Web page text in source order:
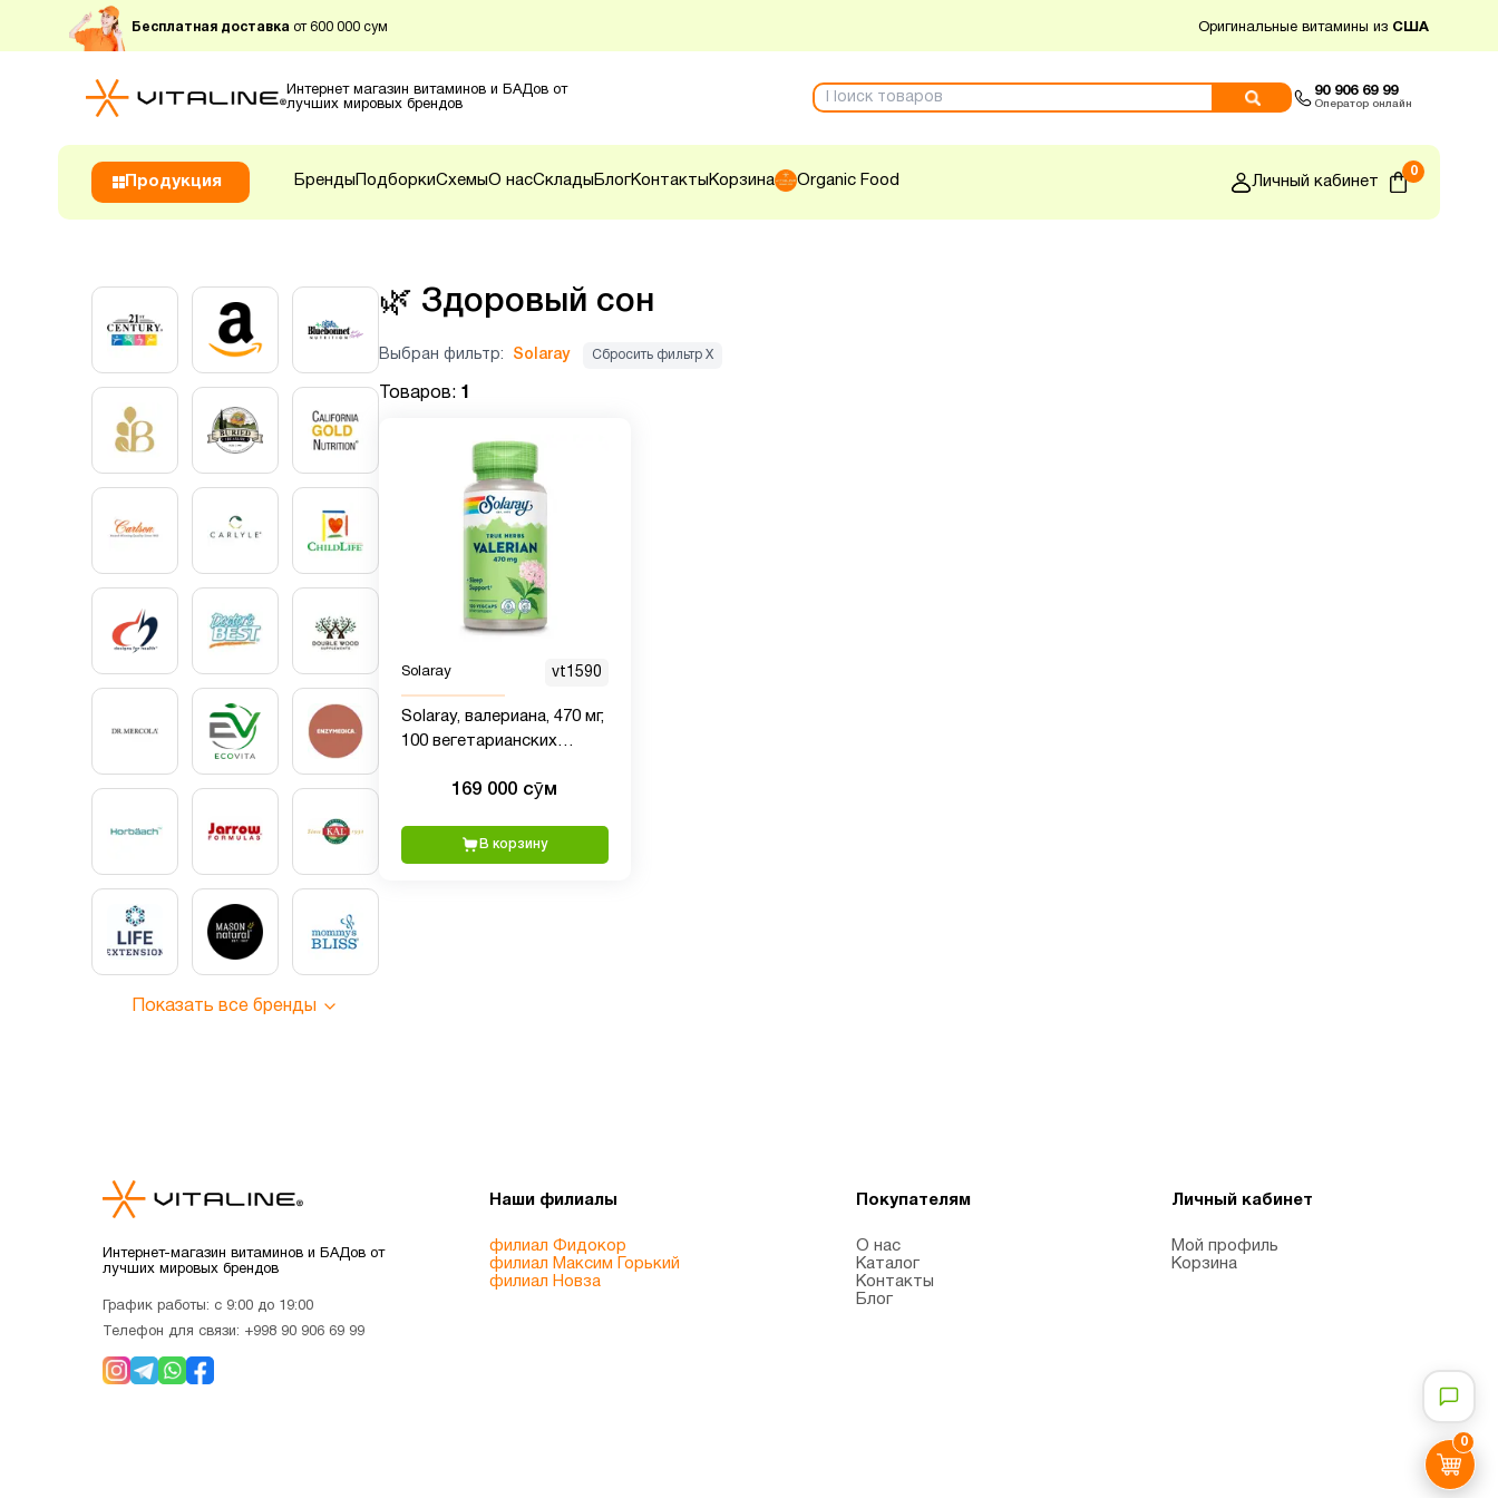
Бесплатная доставка от 600 000 сум Оригинальные витамины из США
Интернет магазин витаминов и БАДов от
лучших мировых брендов
90 906 69 99
Оператор онлайн
Продукция Бренды ПодборкиСхемыО насСклады БлогКонтакты Корзина Organic Food Личный кабинет
0
0
Показать все бренды
🌿 Здоровый сон
Выбран фильтр: Solaray Сбросить фильтр Х
Товаров: 1
Solaray vt1590
Solaray, валериана, 470 мг,
100 вегетарианских
169 000 сӯм
В корзину
Интернет-магазин витаминов и БАДов от
лучших мировых брендов
График работы: с 9:00 до 19:00
Телефон для связи: +998 90 906 69 99
Наши филиалы
филиал Фидокор
филиал Максим Горький
филиал Новза
Покупателям
О нас
Каталог
Контакты
Блог
Личный кабинет
Мой профиль
Корзина